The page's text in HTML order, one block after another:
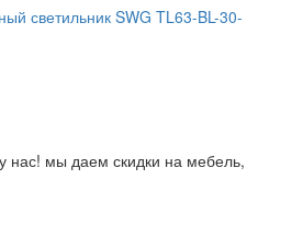
светильник SWG TL63-BL-30-
нас! мы даем скидки на мебель,